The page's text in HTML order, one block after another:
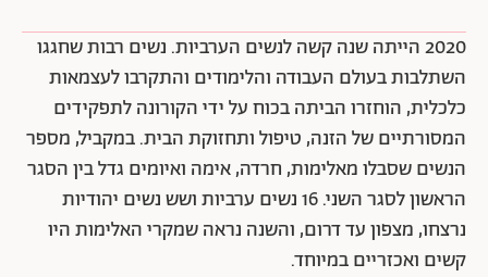
2020 הייתה שנה קשה לנשים הערביות. נשים רבות שחגגו
השתלבות בעולם העבודה והלימודים והתקרבו לעצמאות
כלכלית, הוחזרו הביתה בכוח על ידי הקורונה לתפקידים
המסורתיים של הזנה, טיפול ותחזוקת הבית. במקביל, מספר
הנשים שסבלו מאלימות, חרדה, אימה ואיומים גדל בין הסגר
הראשון לסגר השני. 16 נשים ערביות ושש נשים יהודיות
נרצחו, מצפון עד דרום, והשנה נראה שמקרי האלימות היו
קשים ואכזריים במיוחד.